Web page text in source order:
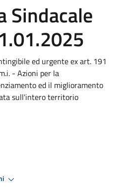
Sindacale
ed urgente ex art. 191
- Azioni per la
ed il miglioramento
sull'intero territorio